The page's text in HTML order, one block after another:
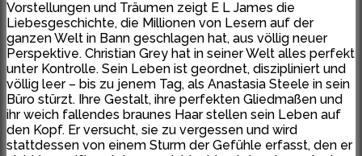
Vorstellungen und Träumen zeigt E L James die
Liebesgeschichte, die Millionen von Lesern auf der
ganzen Welt in Bann geschlagen hat, aus völlig neuer
Perspektive. Christian Grey hat in seiner Welt alles perfekt
unter Kontrolle. Sein Leben ist geordnet, diszipliniert und
völlig leer – bis zu jenem Tag, als Anastasia Steele in sein
Büro stürzt. Ihre Gestalt, ihre perfekten Gliedmaßen und
ihr weich fallendes braunes Haar stellen sein Leben auf
den Kopf. Er versucht, sie zu vergessen und wird
stattdessen von einem Sturm der Gefühle erfasst, den er